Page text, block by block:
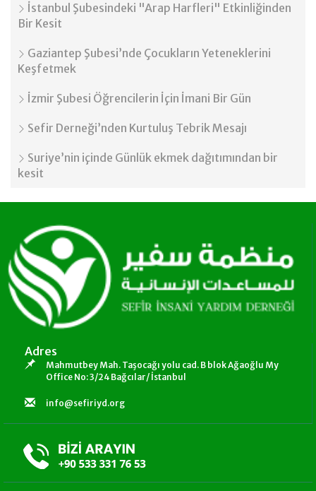
İstanbul Şubesindeki "Arap Harfleri" Etkinliğinden
Bir Kesit
Gaziantep Şubesi’nde Çocukların Yeteneklerini
Keşfetmek
İzmir Şubesi Öğrencilerin İçin İmani Bir Gün
Sefir Derneği’nden Kurtuluş Tebrik Mesajı
Suriye’nin içinde Günlük ekmek dağıtımından bir
kesit
Adres
Mahmutbey Mah. Taşocağı yolu cad. B blok Ağaoğlu My
Office No: 3/24 Bağcılar/ İstanbul
info@sefiriyd.org